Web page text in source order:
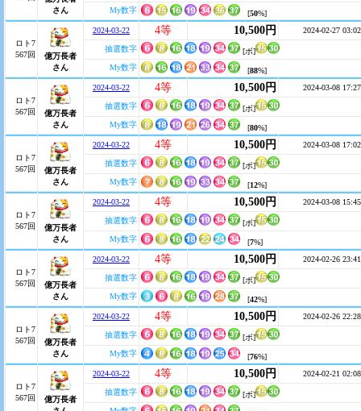
さん
My数字
[50%]
ロト7
567回
億万長者
さん
2024-03-22 4等 10,500円 2024-02-27 03:02
抽選数字
[ボ]
My数字
[88%]
ロト7
567回
億万長者
さん
2024-03-22 4等 10,500円 2024-03-08 17:27
抽選数字
[ボ]
My数字
[80%]
ロト7
567回
億万長者
さん
2024-03-22 4等 10,500円 2024-03-08 17:02
抽選数字
[ボ]
My数字
[12%]
ロト7
567回
億万長者
さん
2024-03-22 4等 10,500円 2024-03-08 15:45
抽選数字
[ボ]
My数字
[7%]
ロト7
567回
億万長者
さん
2024-03-22 4等 10,500円 2024-02-26 23:41
抽選数字
[ボ]
My数字
[42%]
ロト7
567回
億万長者
さん
2024-03-22 4等 10,500円 2024-02-26 22:28
抽選数字
[ボ]
My数字
[76%]
ロト7
567回
億万長者
2024-03-22 4等 10,500円 2024-02-21 02:08
抽選数字
[ボ]